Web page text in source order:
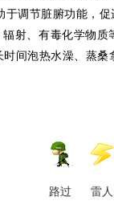
于调节脏腑功能，
射、有毒化学物
时间泡热水澡、蒸
路过 雷人